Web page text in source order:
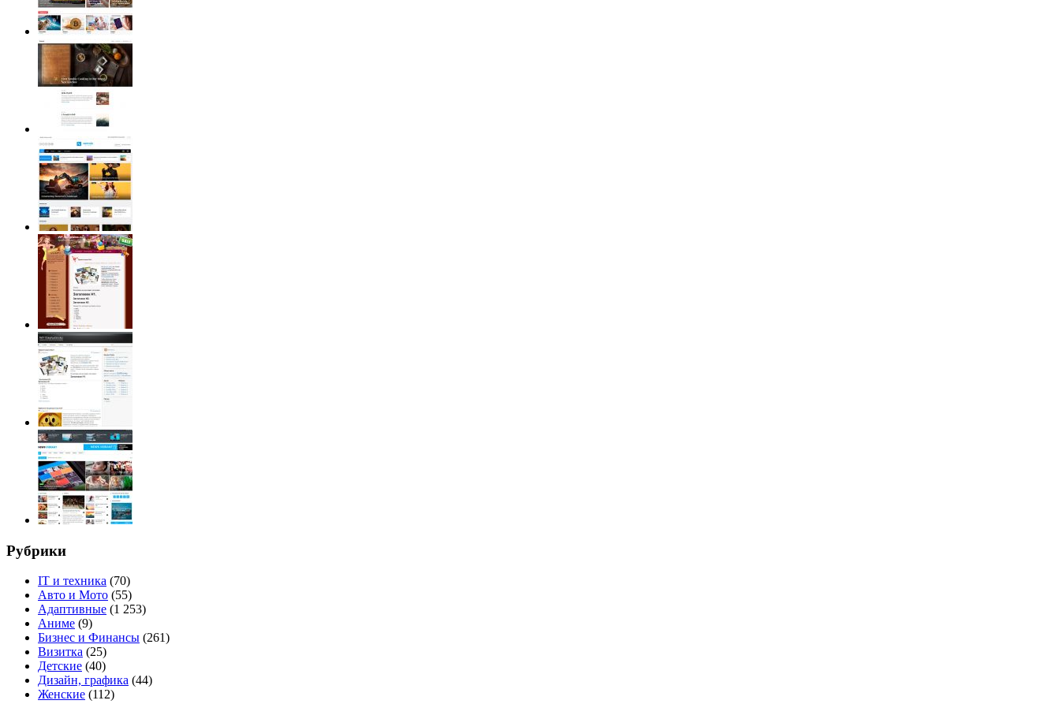
Рубрики
IT и техника (70)
Авто и Мото (55)
Адаптивные (1 253)
Аниме (9)
Бизнес и Финансы (261)
Визитка (25)
Детские (40)
Дизайн, графика (44)
Женские (112)